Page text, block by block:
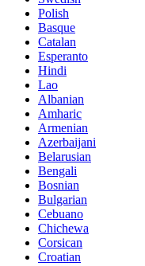
Polish
Basque
Catalan
Esperanto
Hindi
Lao
Albanian
Amharic
Armenian
Azerbaijani
Belarusian
Bengali
Bosnian
Bulgarian
Cebuano
Chichewa
Corsican
Croatian